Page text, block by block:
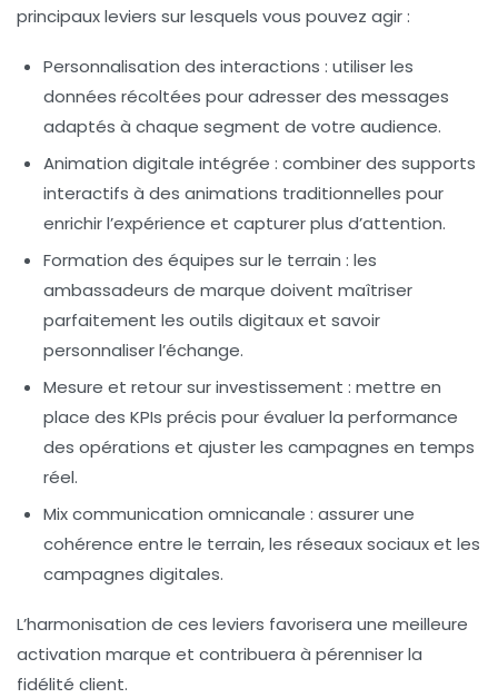
principaux leviers sur lesquels vous pouvez agir :
Personnalisation des interactions : utiliser les
données récoltées pour adresser des messages
adaptés à chaque segment de votre audience.
Animation digitale intégrée : combiner des supports
interactifs à des animations traditionnelles pour
enrichir l’expérience et capturer plus d’attention.
Formation des équipes sur le terrain : les
ambassadeurs de marque doivent maîtriser
parfaitement les outils digitaux et savoir
personnaliser l’échange.
Mesure et retour sur investissement : mettre en
place des KPIs précis pour évaluer la performance
des opérations et ajuster les campagnes en temps
réel.
Mix communication omnicanale : assurer une
cohérence entre le terrain, les réseaux sociaux et les
campagnes digitales.
L’harmonisation de ces leviers favorisera une meilleure
activation marque et contribuera à pérenniser la
fidélité client.